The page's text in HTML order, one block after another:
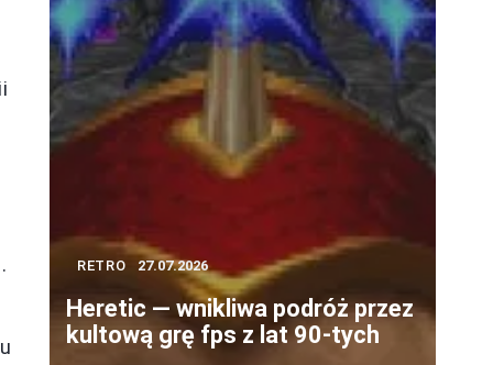
RETRO 27.07.2026
Heretic — wnikliwa podróż przez
kultową grę fps z lat 90-tych